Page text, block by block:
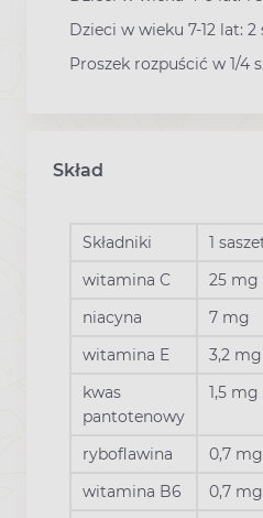
Dzieci w wieku 7-12 lat: 2
Proszek rozpuścić w 1/4
Skład
Składniki 1
witamina C
25 mg
niacyna
7 mg
witamina E
3,2 mg
kwas
pantotenowy
1,5 mg
ryboflawina 0,7 mg
witamina B6
0,7 mg